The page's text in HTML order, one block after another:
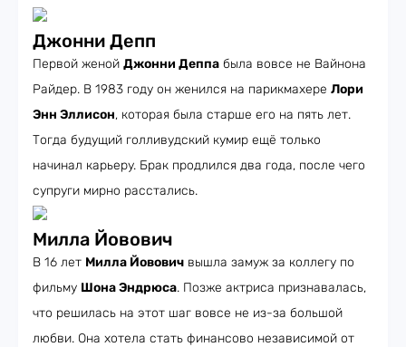
Джонни Депп
Первой женой Джонни Деппа была вовсе не Вайнона
Райдер. В 1983 году он женился на парикмахере Лори
Энн Эллисон, которая была старше его на пять лет.
Тогда будущий голливудский кумир ещё только
начинал карьеру. Брак продлился два года, после чего
супруги мирно расстались.
Милла Йовович
В 16 лет Милла Йовович вышла замуж за коллегу по
фильму Шона Эндрюса. Позже актриса признавалась,
что решилась на этот шаг вовсе не из-за большой
любви. Она хотела стать финансово независимой от